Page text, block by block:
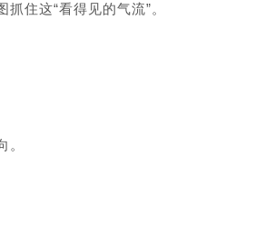
住这“看得见的气流”。